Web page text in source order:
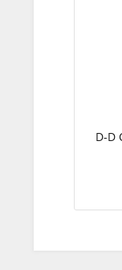
D-D